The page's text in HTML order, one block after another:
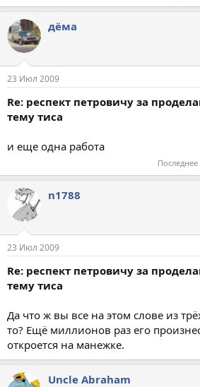
дёма
23 Июл 2009
Re: респект петровичу за
тему тиса
и еще одна работа
n1788
23 Июл 2009
Re: респект петровичу за
тему тиса
Да что ж вы все на этом слове из
то? Ещё миллионов раз его
откроется на манежке.
Uncle Abraham